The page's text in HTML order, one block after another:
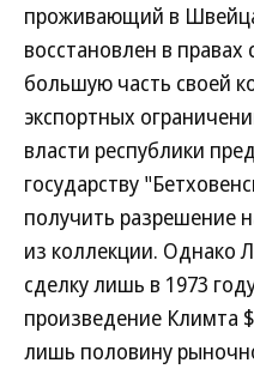
проживающий в
восстановлен в
большую часть своей
экспортных
власти республики
государству
получить разрешение
из коллекции. Однако
сделку лишь в 1973
произведение Климта
лишь половину